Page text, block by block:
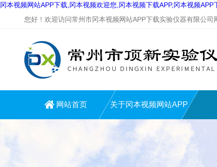
冈本视频网站APP下载,冈本视频欢迎您,冈本视频下载APP,冈本视频APP
您好！欢迎访问常州市冈本视频网站APP下载实验仪器有限公司网
网站首页 关于冈本视频网站APP